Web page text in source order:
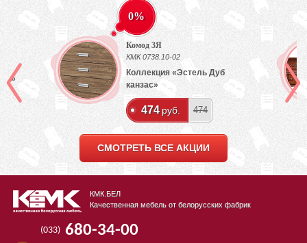
0%
Комод 3Я
КМК 0738.10-02
Коллекция «Эстель Дуб
канзас»
474 руб. 474
СМОТРЕТЬ ВСЕ АКЦИИ
КМК.БЕЛ
Качественная мебель от белорусских фабрик
(033) 680-34-00